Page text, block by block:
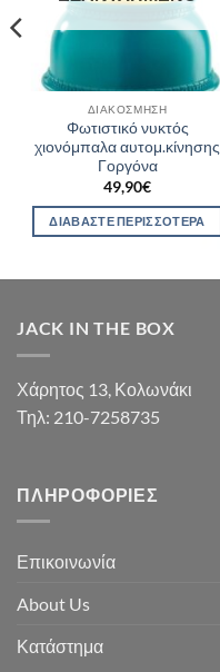
ΔΙΑΚΌΣΜΗΣΗ
Φωτιστικό νυκτός
χιονόμπαλα αυτομ.κίνησης
Γοργόνα
49,90€
ΔΙΑΒΆΣΤΕ ΠΕΡΙΣΣΌΤΕΡΑ
JACK IN THE BOX
Χάρητος 13, Κολωνάκι
Τηλ: 210-7258735
ΠΛΗΡΟΦΟΡΊΕΣ
Επικοινωνία
About Us
Κατάστημα